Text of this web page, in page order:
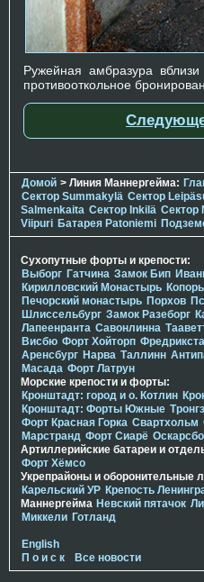
Ружейная амбразура
противооткольное
Домой > Линия Маннергейма:
Сектор Summakylä Сектор
Salmenkaita Сектор Inkilä Сектор
Viipuri Батарея Patoniemi
Сухопутные форты и крепости:
Выборг Гатчина Замок Бип
Кирилловский Монастырь
Печорcкий монастырь Порхов
Шлиссельбург Замок Разеборг
Лапеенранта Савонлинна
Висбю Форт Хойторп
Аренсбург Нарва Таллинн
Масада Форт Латрун
Морские крепости и форты:
Кронштадт: город и о. Котлин
Кронштадт: Форты Южные
Форт Красная Горка Свартхольм
Марстранд Форт Сиарё
Артиллерийские батареи и
Форт Хёмсо
Укрепрайоны и оборонительные
Карельский УР Крепость
Маннергейма Невский пятачок
Миккели Готланд
English
П о и с к
Все новости